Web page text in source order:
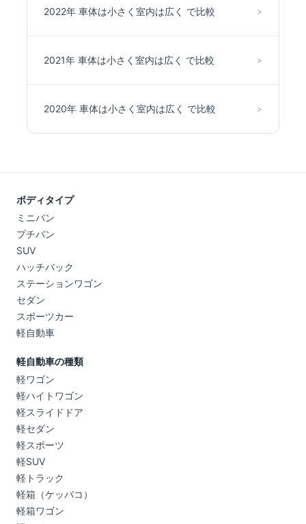
2022年 車体は小さく室内は広く で比較 >
2021年 車体は小さく室内は広く で比較 >
2020年 車体は小さく室内は広く で比較 >
ボディタイプ
ミニバン
プチバン
SUV
ハッチバック
ステーションワゴン
セダン
スポーツカー
軽自動車
軽自動車の種類
軽ワゴン
軽ハイトワゴン
軽スライドドア
軽セダン
軽スポーツ
軽SUV
軽トラック
軽箱（ケッパコ）
軽箱ワゴン